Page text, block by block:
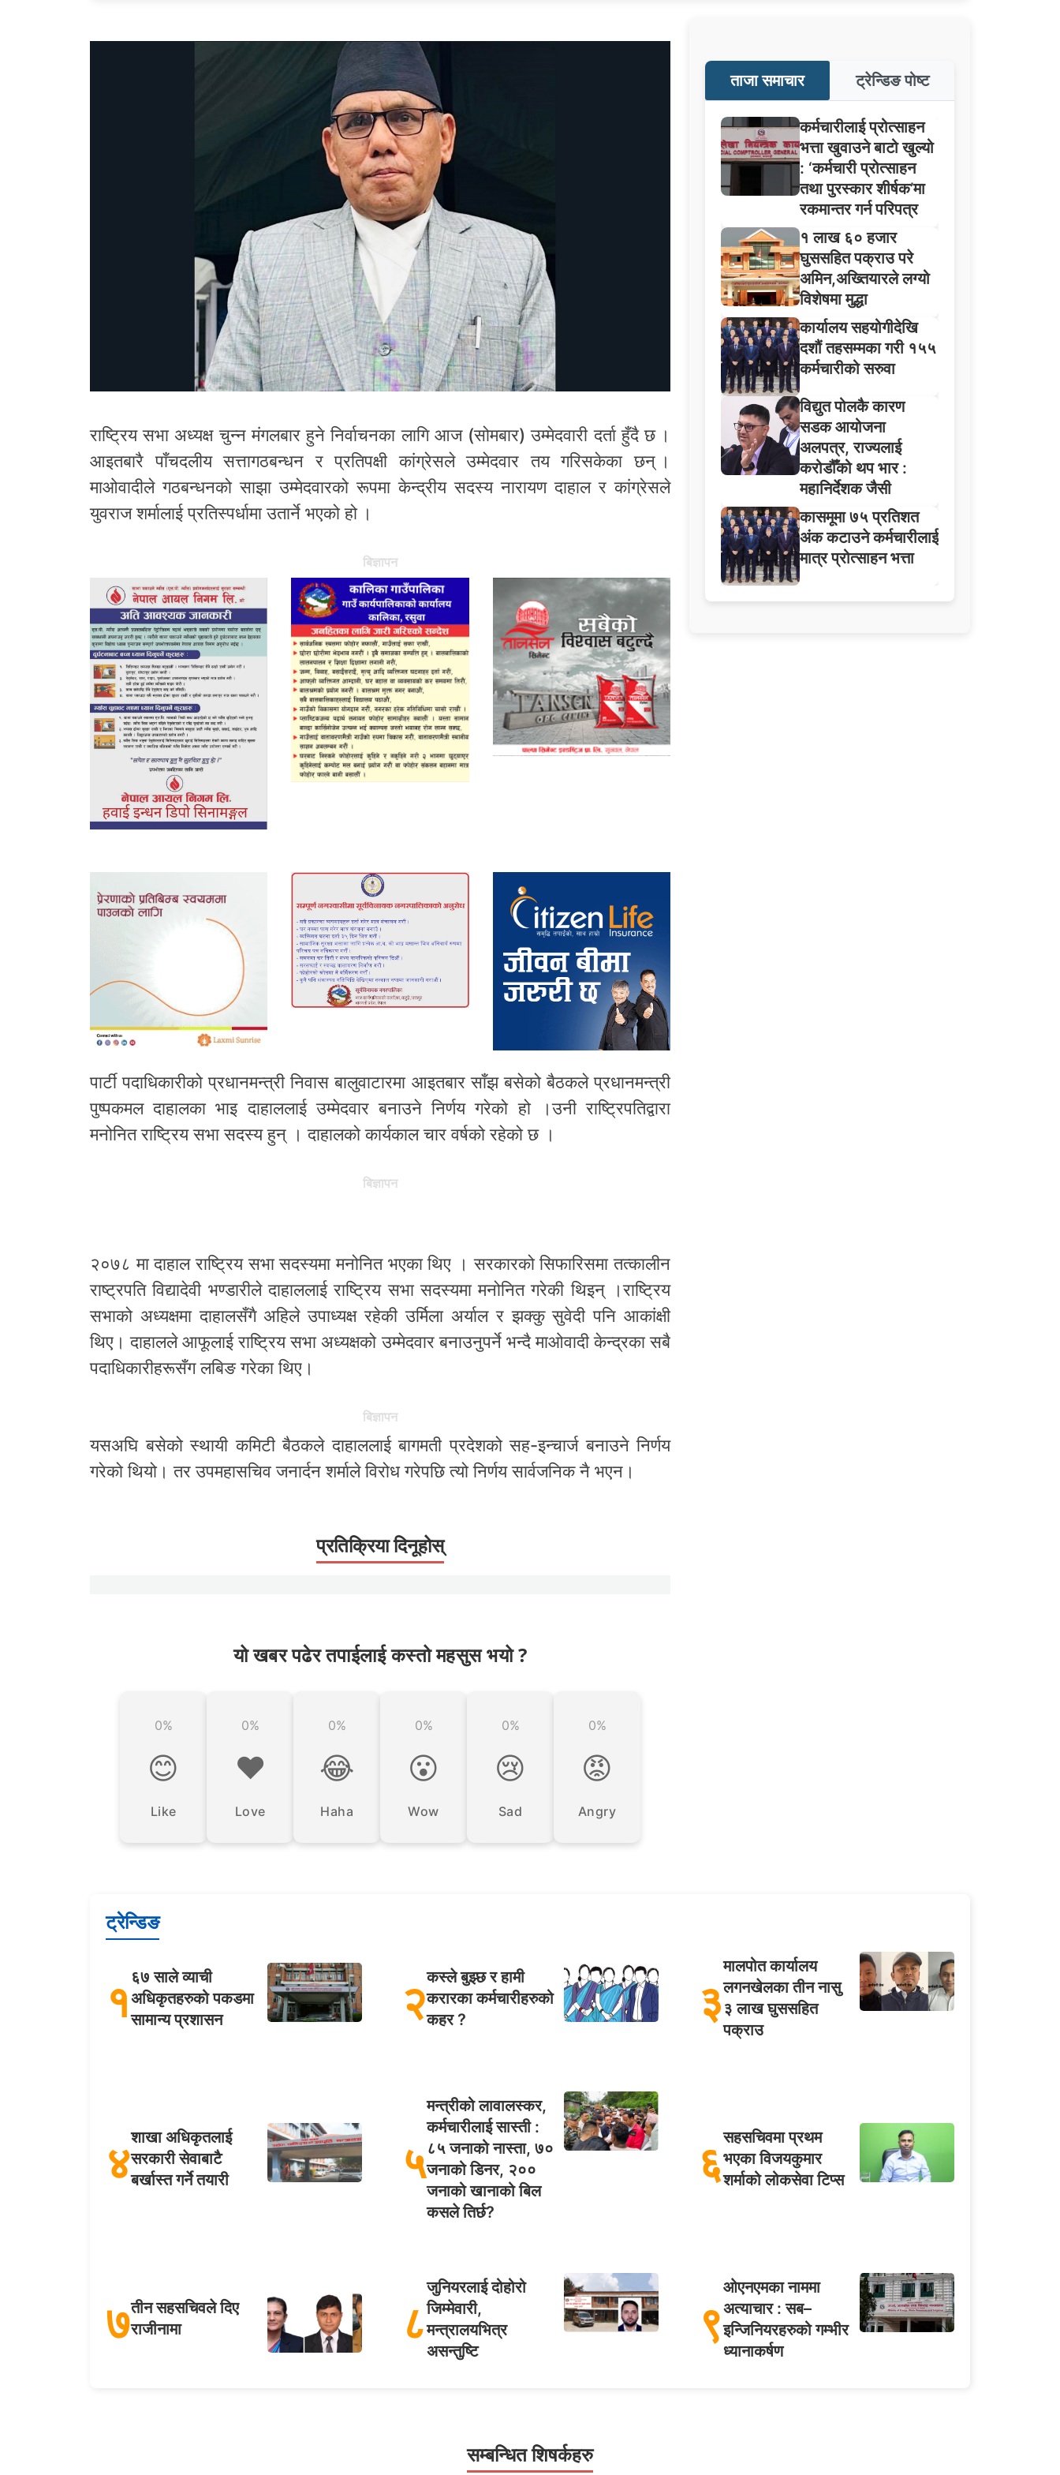
राष्ट्रिय सभा अध्यक्ष चुन्न मंगलबार हुने निर्वाचनका लागि आज (सोमबार) उम्मेदवारी दर्ता हुँदै छ ।
आइतबारै पाँचदलीय सत्तागठबन्धन र प्रतिपक्षी कांग्रेसले उम्मेदवार तय गरिसकेका छन् ।
माओवादीले गठबन्धनको साझा उम्मेदवारको रूपमा केन्द्रीय सदस्य नारायण दाहाल र कांग्रेसले
युवराज शर्मालाई प्रतिस्पर्धामा उतार्ने भएको हो ।
बिज्ञापन
पार्टी पदाधिकारीको प्रधानमन्त्री निवास बालुवाटारमा आइतबार साँझ बसेको बैठकले प्रधानमन्त्री
पुष्पकमल दाहालका भाइ दाहाललाई उम्मेदवार बनाउने निर्णय गरेको हो ।उनी राष्ट्रिपतिद्वारा
मनोनित राष्ट्रिय सभा सदस्य हुन् । दाहालको कार्यकाल चार वर्षको रहेको छ ।
बिज्ञापन
२०७८ मा दाहाल राष्ट्रिय सभा सदस्यमा मनोनित भएका थिए । सरकारको सिफारिसमा तत्कालीन
राष्ट्रपति विद्यादेवी भण्डारीले दाहाललाई राष्ट्रिय सभा सदस्यमा मनोनित गरेकी थिइन् ।राष्ट्रिय
सभाको अध्यक्षमा दाहालसँगै अहिले उपाध्यक्ष रहेकी उर्मिला अर्याल र झक्कु सुवेदी पनि आकांक्षी
थिए। दाहालले आफूलाई राष्ट्रिय सभा अध्यक्षको उम्मेदवार बनाउनुपर्ने भन्दै माओवादी केन्द्रका सबै
पदाधिकारीहरूसँग लबिङ गरेका थिए।
बिज्ञापन
यसअघि बसेको स्थायी कमिटी बैठकले दाहाललाई बागमती प्रदेशको सह-इन्चार्ज बनाउने निर्णय
गरेको थियो। तर उपमहासचिव जनार्दन शर्माले विरोध गरेपछि त्यो निर्णय सार्वजनिक नै भएन।
प्रतिक्रिया दिनूहोस्
यो खबर पढेर तपाईलाई कस्तो महसुस भयो ?
0%
😊
Like
0%
❤️
Love
0%
😂
Haha
0%
😮
Wow
0%
😢
Sad
0%
😡
Angry
ताजा समाचार ट्रेन्डिङ पोष्ट
कर्मचारीलाई प्रोत्साहन
भत्ता खुवाउने बाटो खुल्यो
: ‘कर्मचारी प्रोत्साहन
तथा पुरस्कार शीर्षक’मा
रकमान्तर गर्न परिपत्र
१ लाख ६० हजार
घुससहित पक्राउ परे
अमिन,अख्तियारले लग्यो
विशेषमा मुद्धा
कार्यालय सहयोगीदेखि
दशौं तहसम्मका गरी १५५
कर्मचारीको सरुवा
विद्युत पोलकै कारण
सडक आयोजना
अलपत्र, राज्यलाई
करोडौँको थप भार :
महानिर्देशक जैसी
कासमूमा ७५ प्रतिशत
अंक कटाउने कर्मचारीलाई
मात्र प्रोत्साहन भत्ता
ट्रेन्डिङ
१६७ साले व्याची
अधिकृतहरुको पकडमा
सामान्य प्रशासन
२कस्ले बुझ्छ र हामी
करारका कर्मचारीहरुको
कहर ?
३
मालपोत कार्यालय
लगनखेलका तीन नासु
३ लाख घुससहित
पक्राउ
४शाखा अधिकृतलाई
सरकारी सेवाबाटै
बर्खास्त गर्ने तयारी
५
मन्त्रीको लावालस्कर,
कर्मचारीलाई सास्ती :
८५ जनाको नास्ता, ७०
जनाको डिनर, २००
जनाको खानाको बिल
कसले तिर्छ?
६सहसचिवमा प्रथम
भएका विजयकुमार
शर्माको लोकसेवा टिप्स
७तीन सहसचिवले दिए
राजीनामा
८
जुनियरलाई दोहोरो
जिम्मेवारी,
मन्त्रालयभित्र
असन्तुष्टि
९
ओएनएमका नाममा
अत्याचार : सब–
इन्जिनियरहरुको गम्भीर
ध्यानाकर्षण
सम्बन्धित शिषर्कहरु